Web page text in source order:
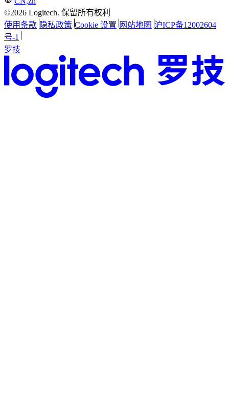
©2026 Logitech. 保留所有权利
使用条款 隐私政策 Cookie 设置 网站地图 沪ICP备12002604
号-1
罗技